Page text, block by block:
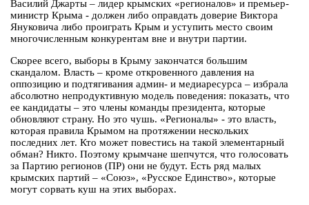
Василий Джарты – лидер крымских «регионалов» и премьер-
министр Крыма - должен либо оправдать доверие Виктора
Януковича либо проиграть Крым и уступить место своим
многочисленным конкурентам вне и внутри партии.
Скорее всего, выборы в Крыму закончатся большим
скандалом. Власть – кроме откровенного давления на
оппозицию и подтягивания админ- и медиаресурса – избрала
абсолютно непродуктивную модель поведения: показать, что
ее кандидаты – это члены команды президента, которые
обновляют страну. Но это чушь. «Регионалы» - это власть,
которая правила Крымом на протяжении нескольких
последних лет. Кто может повестись на такой элементарный
обман? Никто. Поэтому крымчане шепчутся, что голосовать
за Партию регионов (ПР) они не будут. Есть ряд малых
крымских партий – «Союз», «Русское Единство», которые
могут сорвать куш на этих выборах.